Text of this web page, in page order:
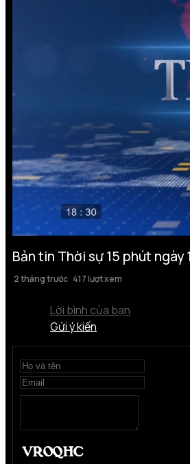
Bản tin Thời sự 15 phút ngày
2 tháng trước 417 lượt xem
Lời bình của bạn
Gửi ý kiến